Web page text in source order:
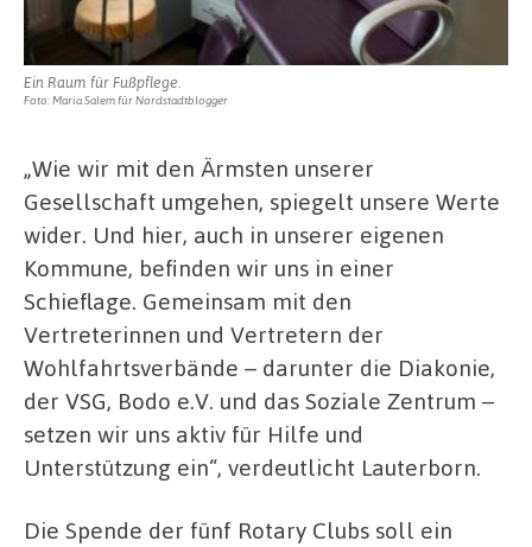
Ein Raum für Fußpflege.
Foto: Maria Salem für Nordstadtblogger
„Wie wir mit den Ärmsten unserer
Gesellschaft umgehen, spiegelt unsere Werte
wider. Und hier, auch in unserer eigenen
Kommune, befinden wir uns in einer
Schieflage. Gemeinsam mit den
Vertreterinnen und Vertretern der
Wohlfahrtsverbände – darunter die Diakonie,
der VSG, Bodo e.V. und das Soziale Zentrum –
setzen wir uns aktiv für Hilfe und
Unterstützung ein“, verdeutlicht Lauterborn.
Die Spende der fünf Rotary Clubs soll ein